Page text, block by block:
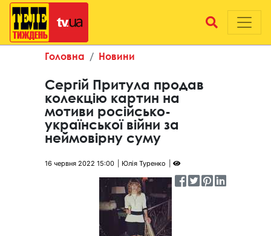
Головна Новини
Сергій Притула продав
колекцію картин на
мотиви російсько-
української війни за
неймовірну суму
16 червня 2022 15:00 Юлія Туренко